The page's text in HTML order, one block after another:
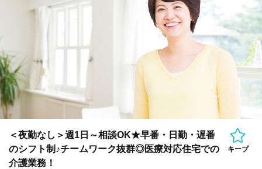
＜夜勤なし＞週1日～相談OK★早番・日勤・遅番
のシフト制♪チームワーク抜群◎医療対応住宅での
介護業務！
キープ